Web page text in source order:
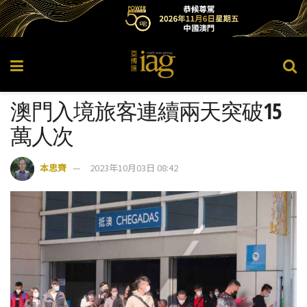
澳門入境旅客連續兩天突破15
萬人次
本思齊 2023年10月03日 08:42